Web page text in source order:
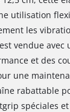
utilisation
les
est vendue
et des
une
rabattable
spéciales